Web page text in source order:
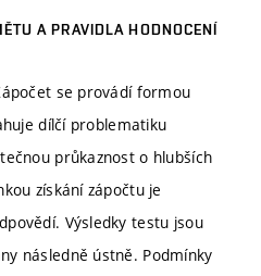
A PRAVIDLA HODNOCENÍ
se provádí formou
dílčí problematiku
průkaznost o hlubších
získání zápočtu je
Výsledky testu jsou
následně ústně. Podmínky